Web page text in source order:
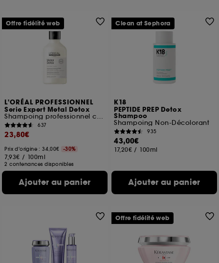
L'ORÉAL PROFESSIONNEL
Serie Expert Metal Detox
Shampoing professionnel crème lavante anti-metal
637
23,80€
Prix d'origine : 34,00€ -30%
7,93€ / 100ml
2 contenances disponibles
Ajouter au panier
Offre fidélité web
K18
PEPTIDE PREP Detox
Shampoo
Shampoing Non-Décolorant
935
43,00€
17,20€ / 100ml
Ajouter au panier
Clean at Sephora
Offre fidélité web